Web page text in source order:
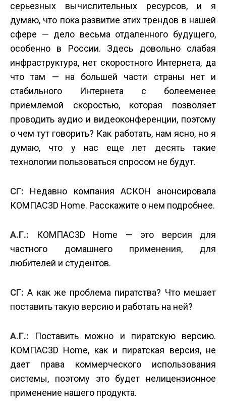
серьезных вычислительных ресурсов, и я
думаю, что пока развитие этих трендов в нашей
сфере — дело весьма отдаленного будущего,
особенно в России. Здесь довольно слабая
инфраструктура, нет скоростного Интернета, да
что там — на большей части страны нет и
стабильного Интернета с более­менее
приемлемой скоростью, которая позволяет
проводить аудио­ и видеоконференции, поэтому
о чем тут говорить? Как работать, нам ясно, но я
думаю, что у нас еще лет десять такие
технологии пользоваться спросом не будут.
СГ: Недавно компания АСКОН анонсировала
КОМПАС­3D Home. Расскажите о нем подробнее.
А.Г.: КОМПАС­3D Home — это версия для
частного домашнего применения, для
любителей и студентов.
СГ: А как же проблема пиратства? Что мешает
поставить такую версию и работать на ней?
А.Г.: Поставить можно и пиратскую версию.
КОМПАС­3D Home, как и пиратская версия, не
дает права коммерческого использования
системы, поэтому это будет нелицензионное
применение нашего продукта.